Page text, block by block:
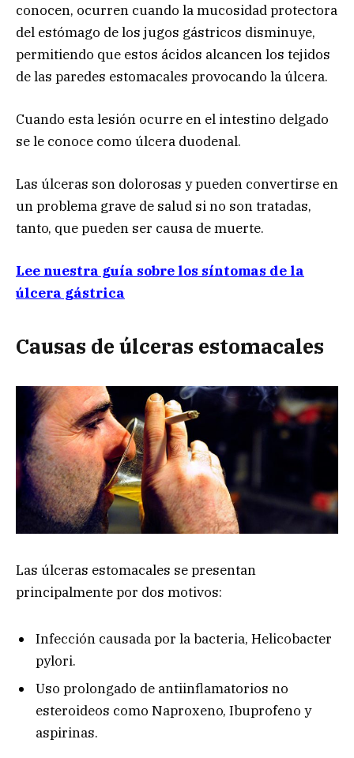
conocen, ocurren cuando la mucosidad protectora
del estómago de los jugos gástricos disminuye,
permitiendo que estos ácidos alcancen los tejidos
de las paredes estomacales provocando la úlcera.
Cuando esta lesión ocurre en el intestino delgado
se le conoce como úlcera duodenal.
Las úlceras son dolorosas y pueden convertirse en
un problema grave de salud si no son tratadas,
tanto, que pueden ser causa de muerte.
Lee nuestra guía sobre los síntomas de la
úlcera gástrica
Causas de úlceras estomacales
Las úlceras estomacales se presentan
principalmente por dos motivos:
Infección causada por la bacteria, Helicobacter
pylori.
Uso prolongado de antiinflamatorios no
esteroideos como Naproxeno, Ibuprofeno y
aspirinas.